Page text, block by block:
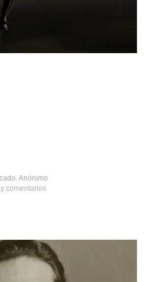
Anónimo
comentarios